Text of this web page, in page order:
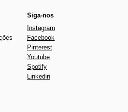
Siga-nos
Instagram
Facebook
Pinterest
Youtube
Spotify
Linkedin